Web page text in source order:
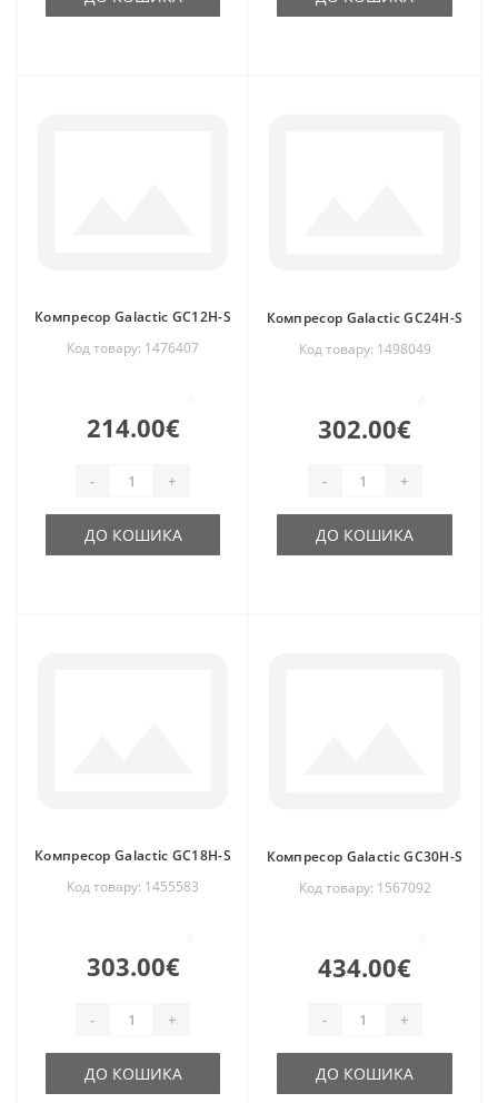
Компресор Galactic GC12H-S
Код товару: 1476407
214.00€
- +
ДО КОШИКА
Компресор Galactic GC24H-S
Код товару: 1498049
302.00€
- +
ДО КОШИКА
Компресор Galactic GC18H-S
Код товару: 1455583
303.00€
- +
ДО КОШИКА
Компресор Galactic GC30H-S
Код товару: 1567092
434.00€
- +
ДО КОШИКА